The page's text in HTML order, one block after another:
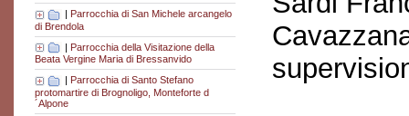
| Parrocchia di San Michele arcangelo
di Brendola
| Parrocchia della Visitazione della
Beata Vergine Maria di Bressanvido
Parrocchia di Santo Stefano
protomartire di Brognoligo, Monteforte d
´Alpone